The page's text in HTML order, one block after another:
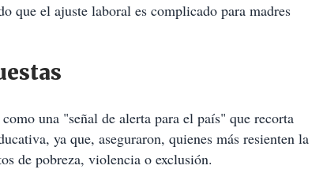
que el ajuste laboral es complicado para madres
una "señal de alerta para el país" que recorta
ya que, aseguraron, quienes más resienten la
de pobreza, violencia o exclusión.